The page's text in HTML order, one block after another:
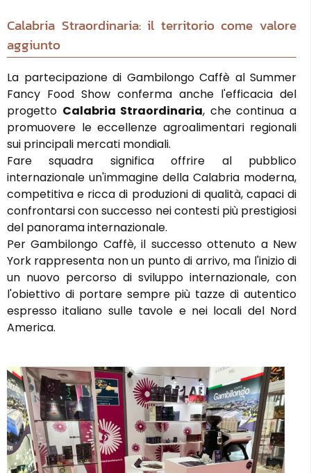
Calabria Straordinaria: il territorio come valore
aggiunto
La partecipazione di Gambilongo Caffè al Summer
Fancy Food Show conferma anche l'efficacia del
progetto Calabria Straordinaria, che continua a
promuovere le eccellenze agroalimentari regionali
sui principali mercati mondiali.
Fare squadra significa offrire al pubblico
internazionale un'immagine della Calabria moderna,
competitiva e ricca di produzioni di qualità, capaci di
confrontarsi con successo nei contesti più prestigiosi
del panorama internazionale.
Per Gambilongo Caffè, il successo ottenuto a New
York rappresenta non un punto di arrivo, ma l'inizio di
un nuovo percorso di sviluppo internazionale, con
l'obiettivo di portare sempre più tazze di autentico
espresso italiano sulle tavole e nei locali del Nord
America.